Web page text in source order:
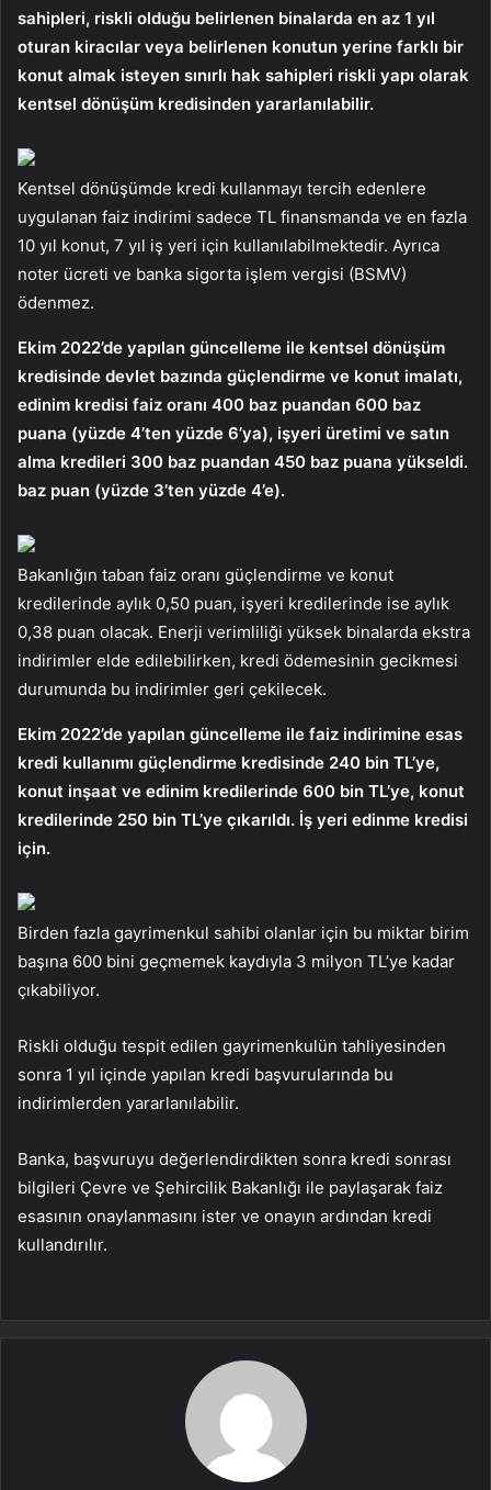
sahipleri, riskli olduğu belirlenen binalarda en az 1 yıl
oturan kiracılar veya belirlenen konutun yerine farklı bir
konut almak isteyen sınırlı hak sahipleri riskli yapı olarak
kentsel dönüşüm kredisinden yararlanılabilir.
Kentsel dönüşümde kredi kullanmayı tercih edenlere
uygulanan faiz indirimi sadece TL finansmanda ve en fazla
10 yıl konut, 7 yıl iş yeri için kullanılabilmektedir. Ayrıca
noter ücreti ve banka sigorta işlem vergisi (BSMV)
ödenmez.
Ekim 2022’de yapılan güncelleme ile kentsel dönüşüm
kredisinde devlet bazında güçlendirme ve konut imalatı,
edinim kredisi faiz oranı 400 baz puandan 600 baz
puana (yüzde 4’ten yüzde 6’ya), işyeri üretimi ve satın
alma kredileri 300 baz puandan 450 baz puana yükseldi.
baz puan (yüzde 3’ten yüzde 4’e).
Bakanlığın taban faiz oranı güçlendirme ve konut
kredilerinde aylık 0,50 puan, işyeri kredilerinde ise aylık
0,38 puan olacak. Enerji verimliliği yüksek binalarda ekstra
indirimler elde edilebilirken, kredi ödemesinin gecikmesi
durumunda bu indirimler geri çekilecek.
Ekim 2022’de yapılan güncelleme ile faiz indirimine esas
kredi kullanımı güçlendirme kredisinde 240 bin TL’ye,
konut inşaat ve edinim kredilerinde 600 bin TL’ye, konut
kredilerinde 250 bin TL’ye çıkarıldı. İş yeri edinme kredisi
için.
Birden fazla gayrimenkul sahibi olanlar için bu miktar birim
başına 600 bini geçmemek kaydıyla 3 milyon TL’ye kadar
çıkabiliyor.
Riskli olduğu tespit edilen gayrimenkulün tahliyesinden
sonra 1 yıl içinde yapılan kredi başvurularında bu
indirimlerden yararlanılabilir.
Banka, başvuruyu değerlendirdikten sonra kredi sonrası
bilgileri Çevre ve Şehircilik Bakanlığı ile paylaşarak faiz
esasının onaylanmasını ister ve onayın ardından kredi
kullandırılır.